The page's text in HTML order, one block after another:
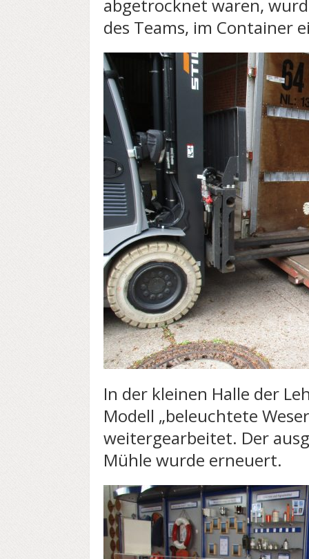
abgetrocknet waren,
des Teams, im Container
In der kleinen Halle der
Modell „beleuchtete
weitergearbeitet. Der
Mühle wurde erneuert.